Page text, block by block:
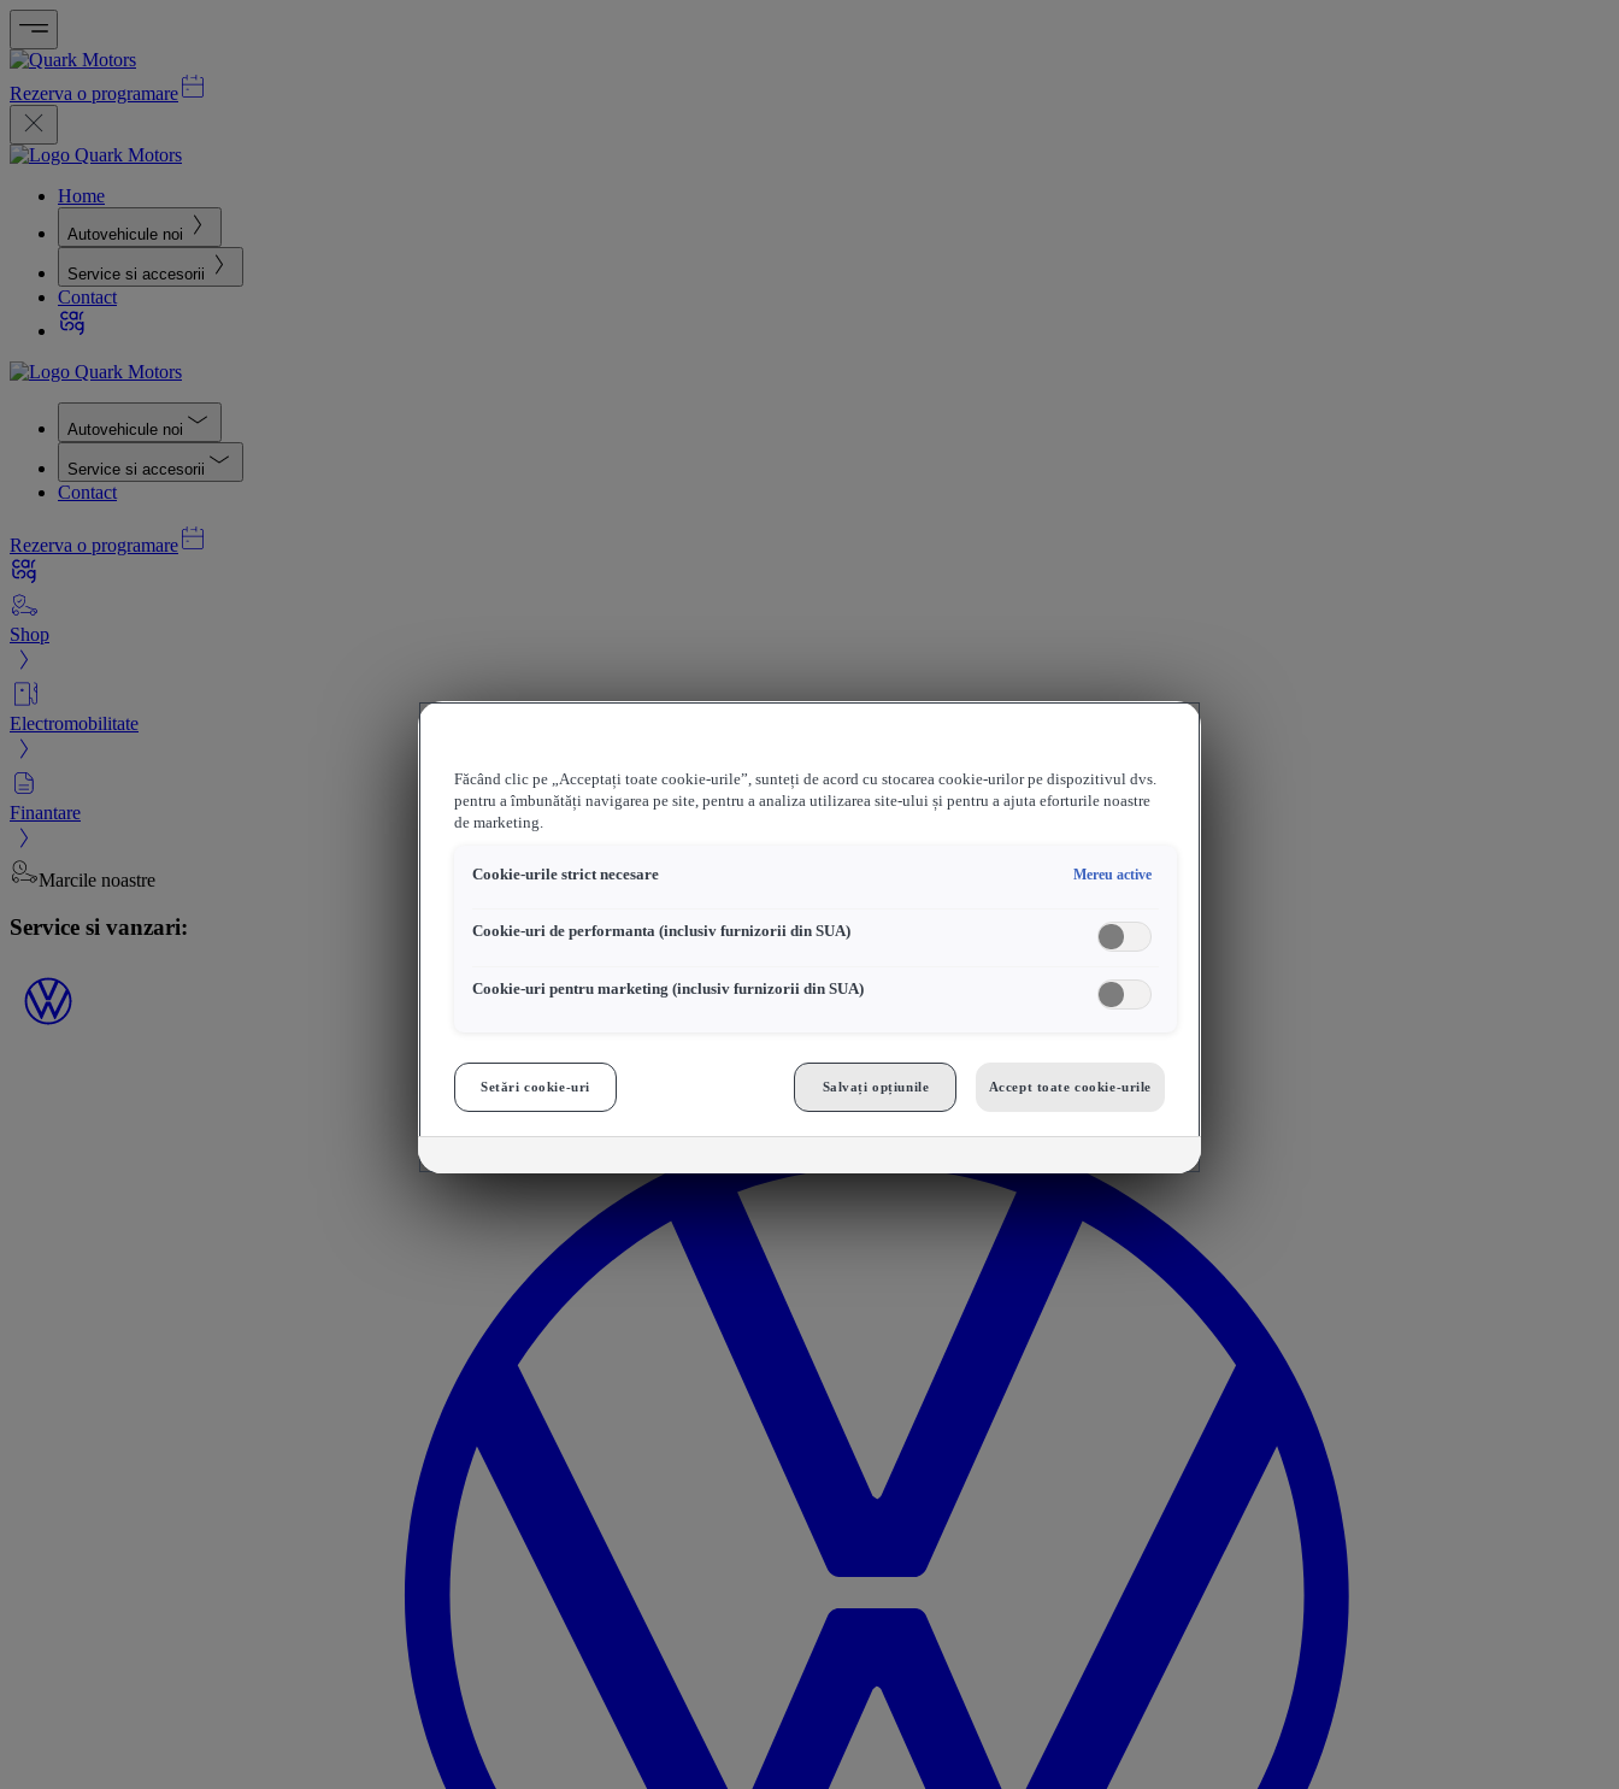
Rezerva o programare
Home
Autovehicule noi
Service si accesorii
Contact
Autovehicule noi
Service si accesorii
Contact
Rezerva o programare
Shop
Electromobilitate
Finantare
Marcile noastre
Service si vanzari:
Făcând clic pe „Acceptați toate cookie-urile”, sunteți de acord cu stocarea cookie-urilor pe dispozitivul dvs.
pentru a îmbunătăți navigarea pe site, pentru a analiza utilizarea site-ului și pentru a ajuta eforturile noastre
de marketing.
Cookie-urile strict necesare Mereu active
Cookie-uri de performanta (inclusiv furnizorii din SUA)
Cookie-uri pentru marketing (inclusiv furnizorii din SUA)
Setări cookie-uri Salvați opțiunile Accept toate cookie-urile